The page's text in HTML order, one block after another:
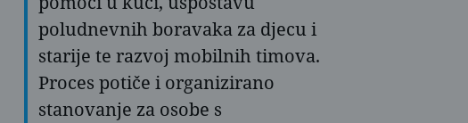
poludnevnih boravaka za djecu i
starije te razvoj mobilnih timova.
Proces potiče i organizirano
stanovanje za osobe s